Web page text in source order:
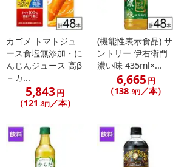
カゴメ トマトジュ
ース食塩無添加・に
んじんジュース 高β
－カ...
5,843円
（121 .8円／本）
(機能性表示食品) サ
ントリー 伊右衛門
濃い味 435ml×...
6,665 円
（138.9円／本）